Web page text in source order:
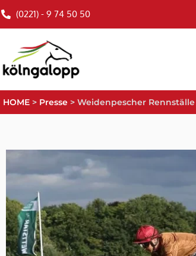
(0221) - 9 74 50 50
HOME > Presse > Weidenpescher